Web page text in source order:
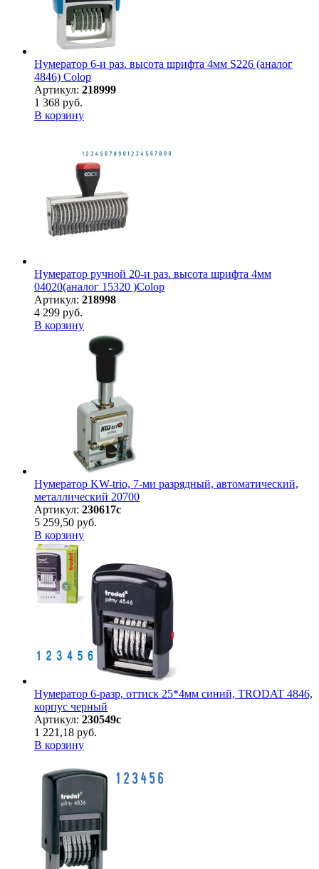
Нумератор 6-и раз. высота шрифта 4мм S226 (аналог
4846) Colop
Артикул: 218999
1 368 руб.
В корзину
Нумератор ручной 20-и раз. высота шрифта 4мм
04020(аналог 15320 )Colop
Артикул: 218998
4 299 руб.
В корзину
Нумератор KW-trio, 7-ми разрядный, автоматический,
металлический 20700
Артикул: 230617с
5 259,50 руб.
В корзину
Нумератор 6-разр, оттиск 25*4мм синий, TRODAT 4846,
корпус черный
Артикул: 230549с
1 221,18 руб.
В корзину